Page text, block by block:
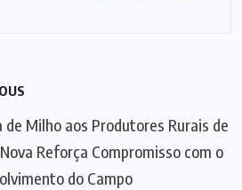
de Milho aos Produtores Rurais de
Reforça Compromisso com o
do Campo